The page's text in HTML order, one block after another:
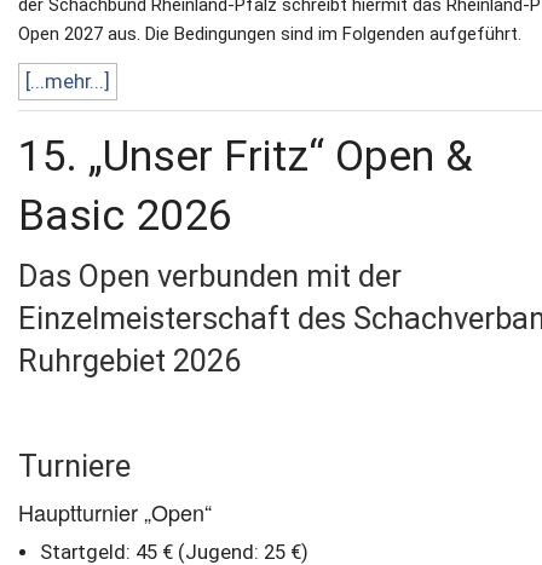
der Schachbund Rheinland-Pfalz schreibt hiermit das Rheinland-
Open 2027 aus. Die Bedingungen sind im Folgenden aufgeführt.
[...mehr...]
15. „Unser Fritz“ Open &
Basic 2026
Das Open verbunden mit der
Einzelmeisterschaft des
Ruhrgebiet 2026
Turniere
Hauptturnier „Open“
Startgeld: 45 € (Jugend: 25 €)